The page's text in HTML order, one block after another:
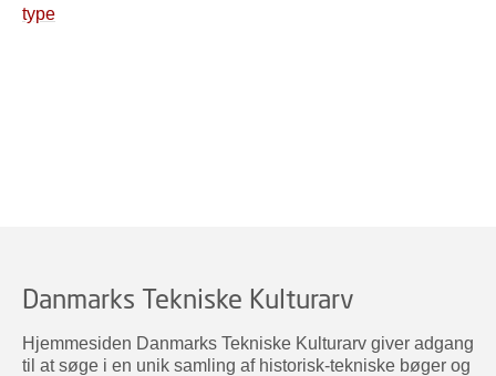
type
Danmarks Tekniske Kulturarv
Hjemmesiden Danmarks Tekniske Kulturarv giver adgang
til at søge i en unik samling af historisk-tekniske bøger og